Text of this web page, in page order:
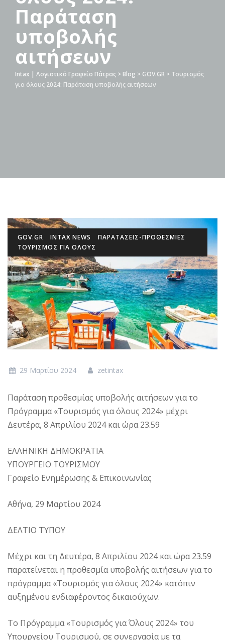
Παράταση
υποβολής
αιτήσεων
Intax | Λογιστικό Γραφείο Πάτρας > Blog > GOV.GR > Τουρισμός
για όλους 2024: Παράταση υποβολής αιτήσεων
GOV.GR INTAX NEWS
ΠΑΡΑΤΑΣΕΙΣ-ΠΡΟΘΕΣΜΙΕΣ
ΤΟΥΡΙΣΜΌΣ ΓΙΑ ΌΛΟΥΣ
29 Μαρτίου 2024 zetintax
Παράταση προθεσμίας υποβολής αιτήσεων για το
Πρόγραμμα «Τουρισμός για όλους 2024» μέχρι
Δευτέρα, 8 Απριλίου 2024 και ώρα 23.59
ΕΛΛΗΝΙΚΗ ΔΗΜΟΚΡΑΤΙΑ
ΥΠΟΥΡΓΕΙΟ ΤΟΥΡΙΣΜΟΥ
Γραφείο Ενημέρωσης & Επικοινωνίας
Αθήνα, 29 Μαρτίου 2024
ΔΕΛΤΙΟ ΤΥΠΟΥ
Μέχρι και τη Δευτέρα, 8 Απριλίου 2024 και ώρα 23.59
παρατείνεται η προθεσμία υποβολής αιτήσεων για το
πρόγραμμα «Τουρισμός για όλους 2024» κατόπιν
αυξημένου ενδιαφέροντος δικαιούχων.
Το Πρόγραμμα «Τουρισμός για Όλους 2024» του
Υπουργείου Τουρισμού, σε συνεργασία με τα